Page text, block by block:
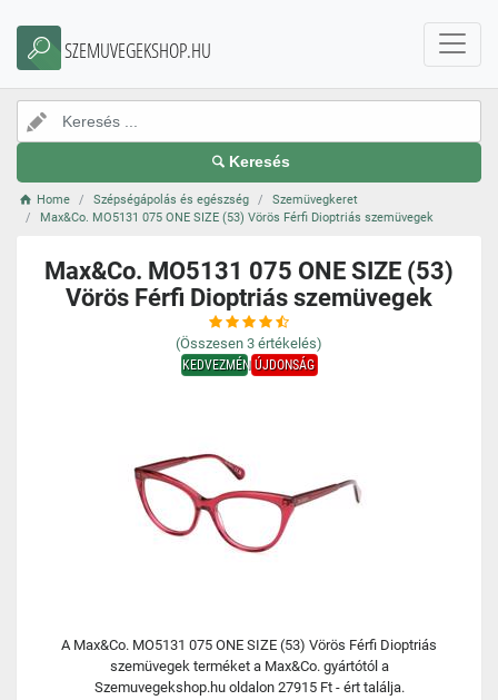
SZEMUVEGEKSHOP.HU
Keresés
Home Szépségápolás és egészség
Szemüvegkeret
Max&Co. MO5131 075 ONE SIZE (53) Vörös Férfi Dioptriás szemüvegek
Max&Co. MO5131 075 ONE SIZE (53)
Vörös Férfi Dioptriás szemüvegek
(Összesen 3 értékelés)
KEDVEZMÉNYÚJDONSÁG
A Max&Co. MO5131 075 ONE SIZE (53) Vörös Férfi Dioptriás
szemüvegek terméket a Max&Co. gyártótól a
Szemuvegekshop.hu oldalon 27915 Ft - ért találja.